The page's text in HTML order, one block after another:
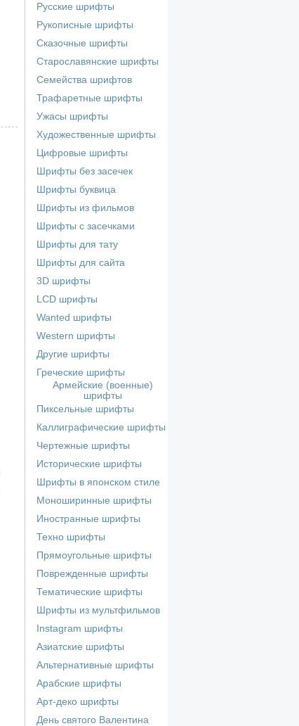
Русские шрифты
Рукописные шрифты
Сказочные шрифты
Старославянские шрифты
Семейства шрифтов
Трафаретные шрифты
Ужасы шрифты
Художественные шрифты
Цифровые шрифты
Шрифты без засечек
Шрифты буквица
Шрифты из фильмов
Шрифты с засечками
Шрифты для тату
Шрифты для сайта
3D шрифты
LCD шрифты
Wanted шрифты
Western шрифты
Другие шрифты
Греческие шрифты
Армейские (военные)
шрифты
Пиксельные шрифты
Каллиграфические шрифты
Чертежные шрифты
Исторические шрифты
Шрифты в японском стиле
Моноширинные шрифты
Иностранные шрифты
Техно шрифты
Прямоугольные шрифты
Поврежденные шрифты
Тематические шрифты
Шрифты из мультфильмов
Instagram шрифты
Азиатские шрифты
Альтернативные шрифты
Арабские шрифты
Арт-деко шрифты
День святого Валентина